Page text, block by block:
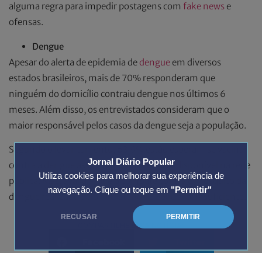
Jornal Diário Popular
Utiliza cookies para melhorar sua experiência de
navegação. Clique ou toque em "Permitir"
RECUSAR PERMITIR
alguma regra para impedir postagens com fake news e
ofensas.
Dengue
Apesar do alerta de epidemia de dengue em diversos
estados brasileiros, mais de 70% responderam que
ninguém do domicílio contraiu dengue nos últimos 6
meses. Além disso, os entrevistados consideram que o
maior responsável pelos casos da dengue seja a população.
Segundo o levantamento, 63,9% estão esperam se vacinar
contra a dengue assim que a dose estiver disponível na rede
pública. Mas, avaliam que o combate contra o mosquito da
dengue realizado peloMinistério da Saúde foi insuficiente.
COMPARTILHE ESSA NOTÍCIA: